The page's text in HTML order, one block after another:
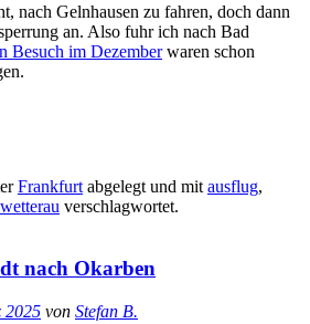
nach Gelnhausen zu fahren, doch dann
an. Also fuhr ich nach Bad
Besuch im Dezemberwaren schon
Frankfurt abgelegt und mit ausflug,
wetterau verschlagwortet.
nach Okarben
2025 von Stefan B.